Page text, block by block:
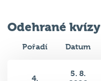
Odehrané kvízy
Pořadí Datum
4.
5. 8.